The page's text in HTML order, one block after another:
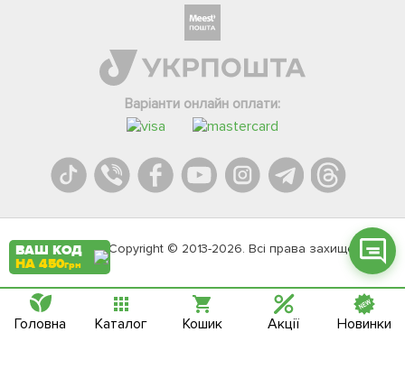
Варіанти онлайн оплати:
Agromarket.Copyright © 2013-2026. Всі права захищені
Телеграм
Вайбер
Онлайн чат
ВАШ КОД
НА 450грн
Головна Каталог Кошик Акції Новинки